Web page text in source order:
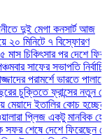
মেগা কনসার্ট আজ
৭ বিস্ফোরণ
পর দেশে ফিরলেন
সাফের সভাপতি নির্বাচিত কাজী
পরামর্শে ভারতে পালাতে
ফ্রান্সের নতুন কোচ
ইতালির কোচ হচ্ছেন মানচিনি
প্লিজ একটু মানবিক হোন:
দেশে ফিরেছেন